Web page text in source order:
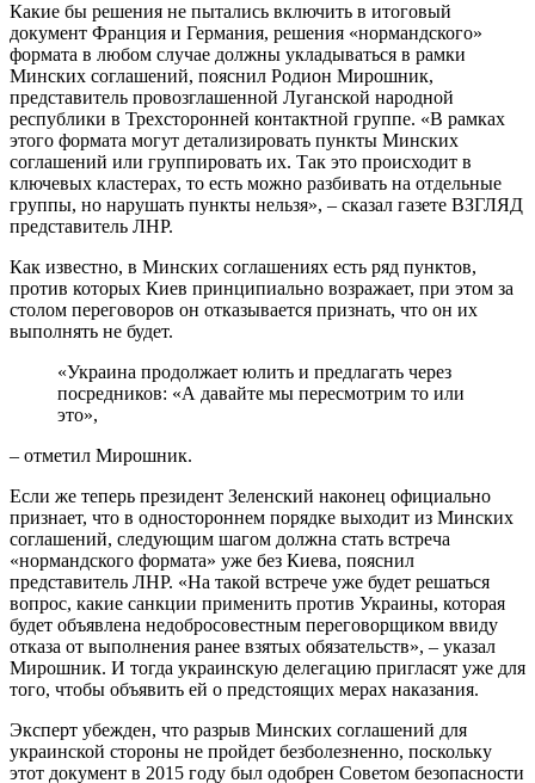
Какие бы решения не пытались включить в итоговый
документ Франция и Германия, решения «нормандского»
формата в любом случае должны укладываться в рамки
Минских соглашений, пояснил Родион Мирошник,
представитель провозглашенной Луганской народной
республики в Трехсторонней контактной группе. «В рамках
этого формата могут детализировать пункты Минских
соглашений или группировать их. Так это происходит в
ключевых кластерах, то есть можно разбивать на отдельные
группы, но нарушать пункты нельзя», – сказал газете ВЗГЛЯД
представитель ЛНР.
Как известно, в Минских соглашениях есть ряд пунктов,
против которых Киев принципиально возражает, при этом за
столом переговоров он отказывается признать, что он их
выполнять не будет.
«Украина продолжает юлить и предлагать через
посредников: «А давайте мы пересмотрим то или
это»,
– отметил Мирошник.
Если же теперь президент Зеленский наконец официально
признает, что в одностороннем порядке выходит из Минских
соглашений, следующим шагом должна стать встреча
«нормандского формата» уже без Киева, пояснил
представитель ЛНР. «На такой встрече уже будет решаться
вопрос, какие санкции применить против Украины, которая
будет объявлена недобросовестным переговорщиком ввиду
отказа от выполнения ранее взятых обязательств», – указал
Мирошник. И тогда украинскую делегацию пригласят уже для
того, чтобы объявить ей о предстоящих мерах наказания.
Эксперт убежден, что разрыв Минских соглашений для
украинской стороны не пройдет безболезненно, поскольку
этот документ в 2015 году был одобрен Советом безопасности